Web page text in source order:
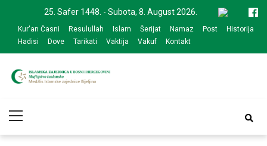
navigation
content
25. Safer 1448. - Subota, 8. August 2026.
Kur'an Časni Resulullah Islam Šerijat Namaz Post
Historija
Hadisi
Dove Tarikati Vaktija Vakuf Kontakt
zajednice Bijeljina
Menu